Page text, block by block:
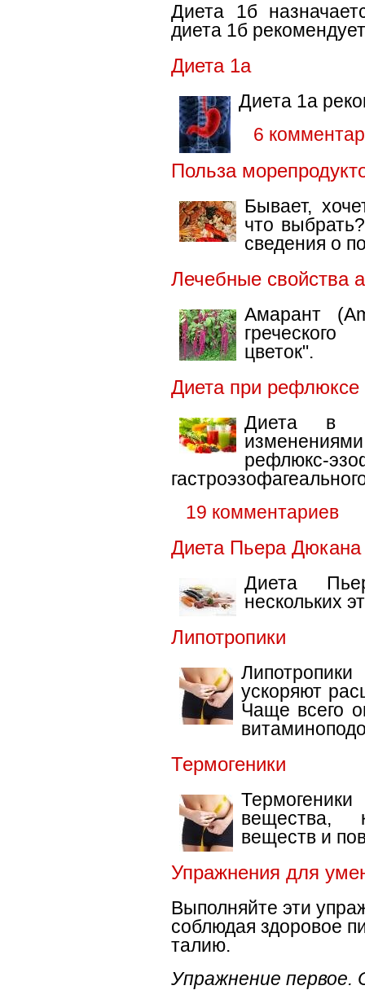
Диета 1б
диета 1б
Диета 1а
Диета 1а
6
Польза
Бывает,
что
сведения о
Лечебные свойства
Амарант
цветок".
Диета при рефлюксе
Диета в
19 комментариев
Диета Пьера Дюкана
Диета
нескольких
Липотропики
ускоряют
Чаще всего
Термогеники
вещества,
веществ и
Упражнения для
Выполняйте эти
соблюдая здоровое
талию.
Упражнение первое.